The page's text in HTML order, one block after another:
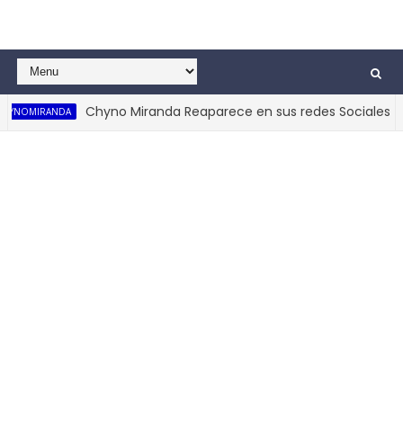
Chyno Miranda Reaparece en sus redes Sociales